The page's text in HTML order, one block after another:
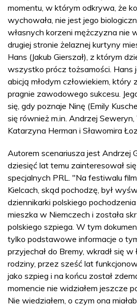
momentu, w którym odkrywa, że
wychowała, nie jest jego
własnych korzeni mężczyzna nie
drugiej stronie żelaznej kurtyny
Hans (Jakub Gierszał), z którym
wszystko prócz tożsamości. Hans
abicją młodym człowiekiem, który
pragnie zawodowego sukcesu.
się, gdy poznaje Ninę (Emily
się również m.in. Andrzej
Katarzyna Herman i Sławomira
Autorem scenariusza jest Andrzej
dziesięć lat temu zainteresował
specjalnych PRL. "Na festiwalu
Kielcach, skąd pochodzę, był
dziennikarki polskiego
mieszka w Niemczech i została
polskiego szpiega. W tym
tylko podstawowe informacje o
przyjechał do Bremy, wkradł się w
rodziny, przez sześć lat
jako szpieg i na końcu został
momencie nie widziałem jeszcze
Nie wiedziałem, o czym ona